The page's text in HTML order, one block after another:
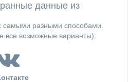
данные из
самыми разными способами.
все возможные варианты):